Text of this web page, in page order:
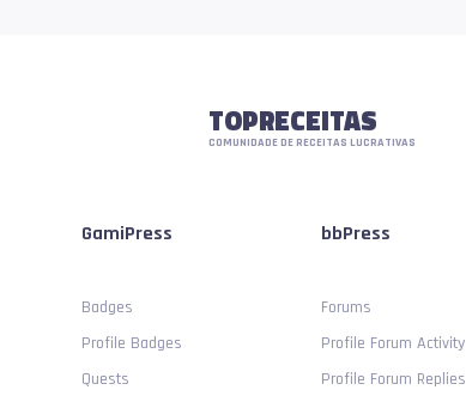
TOPRECEITAS
COMUNIDADE DE RECEITAS LUCRATIVAS
GamiPress
Badges
Profile Badges
Quests
bbPress
Forums
Profile Forum Activity
Profile Forum Replies